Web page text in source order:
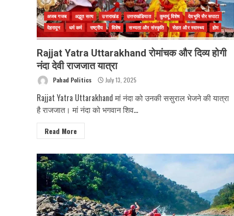
अजब गजब अद्भुत सत्य उत्तराखंड उत्तराखंडियात कुमायूं विशेष
देवभूमि सैर सपाटा
देहरादून
धर्म कर्म राष्ट्रीय विशेष सभ्यता और संस्कृति सेहत और स्वास्थ्य होम
Rajjat Yatra Uttarakhand रोमांचक और दिव्य होगी
नंदा देवी राजजात यात्रा
Pahad Politics July 13, 2025
Rajjat Yatra Uttarakhand मां नंदा को उनकी ससुराल भेजने की यात्रा
है राजजात। मां नंदा को भगवान शिव...
Read More